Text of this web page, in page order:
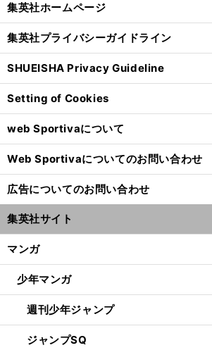
集英社ホームページ
集英社プライバシーガイドライン
SHUEISHA Privacy Guideline
Setting of Cookies
web Sportivaについて
Web Sportivaについてのお問い合わせ
広告についてのお問い合わせ
集英社サイト
マンガ
少年マンガ
週刊少年ジャンプ
ジャンプSQ